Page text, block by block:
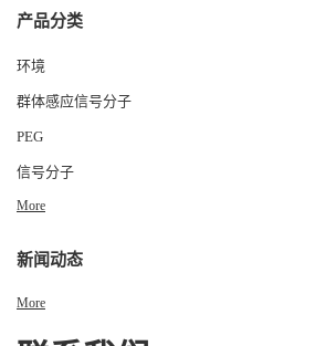
产品分类
环境
群体感应信号分子
PEG
信号分子
More
新闻动态
More